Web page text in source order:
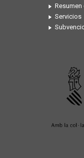
Resumen
Servicios